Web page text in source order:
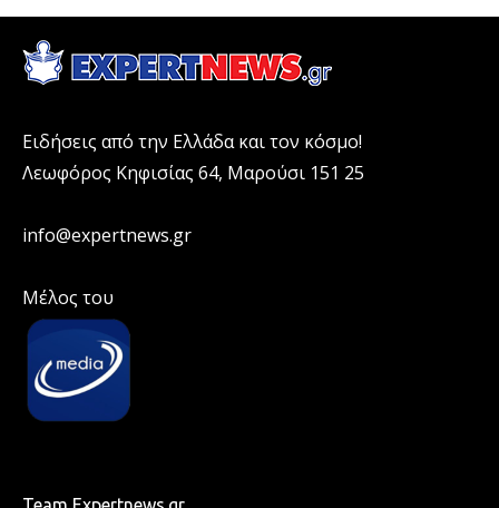
Ειδήσεις από την Ελλάδα και τον κόσμο!
Λεωφόρος Κηφισίας 64, Μαρούσι 151 25
info@expertnews.gr
Μέλος του